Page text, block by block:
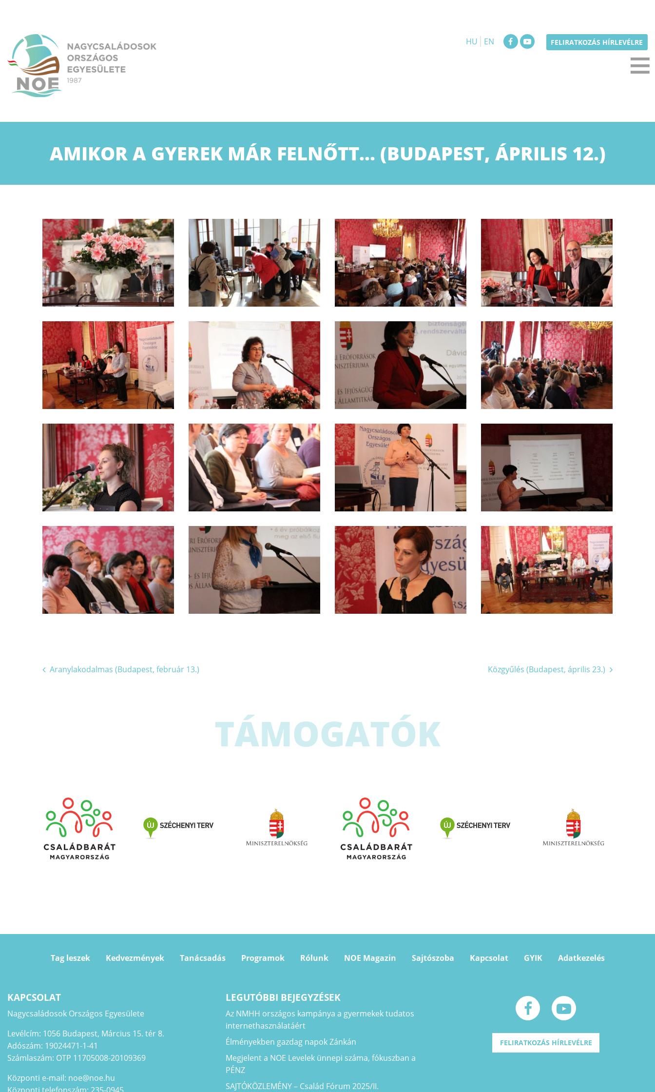
HU EN FELIRATKOZÁS HÍRLEVÉLRE
≡
AMIKOR A GYEREK MÁR FELNŐTT… (BUDAPEST, ÁPRILIS 12.)
Bejegyzés
Aranylakodalmas (Budapest, február 13.) Közgyűlés (Budapest, április 23.)
TÁMOGATÓK
Tag leszek Kedvezmények Tanácsadás Programok Rólunk NOE Magazin Sajtószoba Kapcsolat GYIK Adatkezelés
KAPCSOLAT
Nagycsaládosok Országos Egyesülete
Levélcím: 1056 Budapest, Március 15. tér 8.
Adószám: 19024471-1-41
Számlaszám: OTP 11705008-20109369
Központi e-mail: noe@noe.hu
LEGUTÓBBI BEJEGYZÉSEK
Az NMHH országos kampánya a gyermekek tudatos
internethasználatáért
Élményekben gazdag napok Zánkán
Megjelent a NOE Levelek ünnepi száma, fókuszban a
PÉNZ
SAJTÓKÖZLEMÉNY – Család Fórum 2025/II.
FELIRATKOZÁS HÍRLEVÉLRE